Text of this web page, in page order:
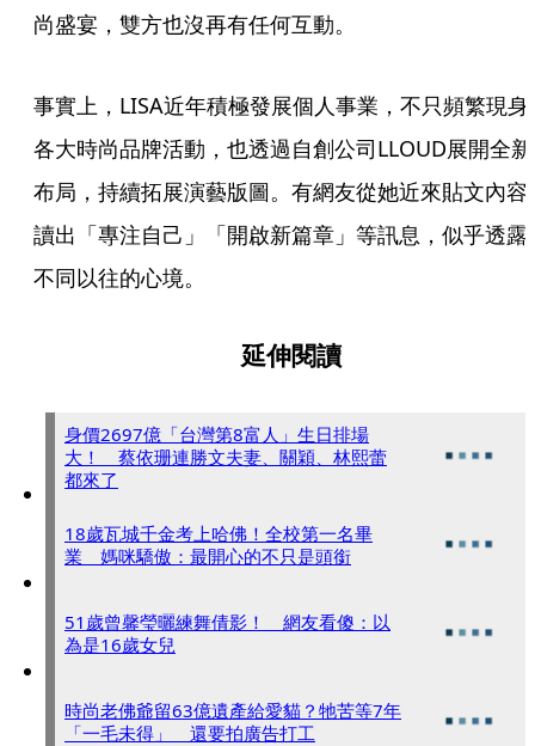
尚盛宴，雙方也沒再有任何互動。
事實上，LISA近年積極發展個人事業，不只頻繁現身
各大時尚品牌活動，也透過自創公司LLOUD展開全新
布局，持續拓展演藝版圖。有網友從她近來貼文內容
讀出「專注自己」「開啟新篇章」等訊息，似乎透露
不同以往的心境。
延伸閱讀
身價2697億「台灣第8富人」生日排場
大！ 蔡依珊連勝文夫妻、關穎、林熙蕾
都來了
18歲瓦城千金考上哈佛！全校第一名畢
業 媽咪驕傲：最開心的不只是頭銜
51歲曾馨瑩曬練舞倩影！ 網友看傻：以
為是16歲女兒
時尚老佛爺留63億遺產給愛貓？牠苦等7年
「一毛未得」 還要拍廣告打工